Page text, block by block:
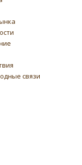
связи